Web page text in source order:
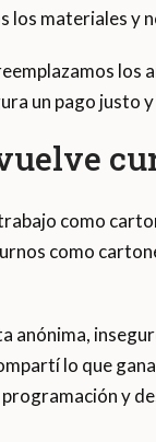
los materiales y
los
un pago justo
como
como
anónima,
lo que
y